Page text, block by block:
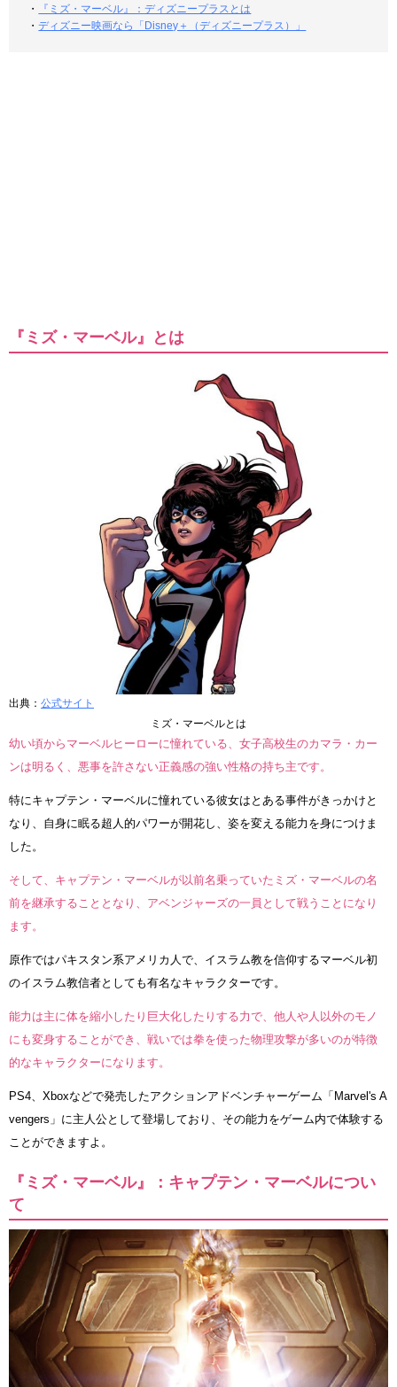
・
『ミズ・マーベル』：ディズニープラスとは
・ディズニー映画なら「Disney＋（ディズニープラス）」
『ミズ・マーベル』とは
出典： 公式サイト
ミズ・マーベルとは
幼い頃からマーベルヒーローに憧れている、女子高校生のカマラ・カー
ンは明るく、悪事を許さない正義感の強い性格の持ち主です。
特にキャプテン・マーベルに憧れている彼女はとある事件がきっかけと
なり、自身に眠る超人的パワーが開花し、姿を変える能力を身につけま
した。
そして、キャプテン・マーベルが以前名乗っていたミズ・マーベルの名
前を継承することとなり、アベンジャーズの一員として戦うことになり
ます。
原作ではパキスタン系アメリカ人で、イスラム教を信仰するマーベル初
のイスラム教信者としても有名なキャラクターです。
能力は主に体を縮小したり巨大化したりする力で、他人や人以外のモノ
にも変身することができ、戦いでは拳を使った物理攻撃が多いのが特徴
的なキャラクターになります。
PS4、Xboxなどで発売したアクションアドベンチャーゲーム「Marvel's A
vengers」に主人公として登場しており、その能力をゲーム内で体験する
ことができますよ。
『ミズ・マーベル』：キャプテン・マーベルについ
て